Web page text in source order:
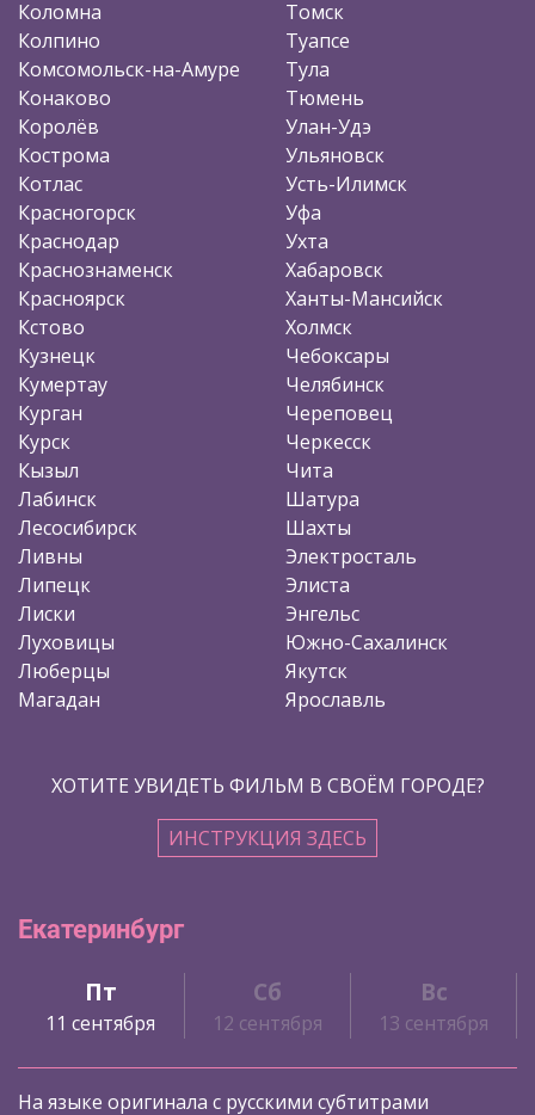
Коломна
Колпино
Комсомольск-на-Амуре
Конаково
Королёв
Кострома
Котлас
Красногорск
Краснодар
Краснознаменск
Красноярск
Кстово
Кузнецк
Кумертау
Курган
Курск
Кызыл
Лабинск
Лесосибирск
Ливны
Липецк
Лиски
Луховицы
Люберцы
Магадан
Томск
Туапсе
Тула
Тюмень
Улан-Удэ
Ульяновск
Усть-Илимск
Уфа
Ухта
Хабаровск
Ханты-Мансийск
Холмск
Чебоксары
Челябинск
Череповец
Черкесск
Чита
Шатура
Шахты
Электросталь
Элиста
Энгельс
Южно-Сахалинск
Якутск
Ярославль
ХОТИТЕ УВИДЕТЬ ФИЛЬМ В СВОЁМ ГОРОДЕ?
ИНСТРУКЦИЯ ЗДЕСЬ
Екатеринбург
Пт
11 сентября
Сб
12 сентября
Вс
13 сентября
На языке оригинала с русскими субтитрами